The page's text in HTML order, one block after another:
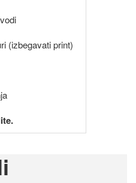
(izbegavati print)